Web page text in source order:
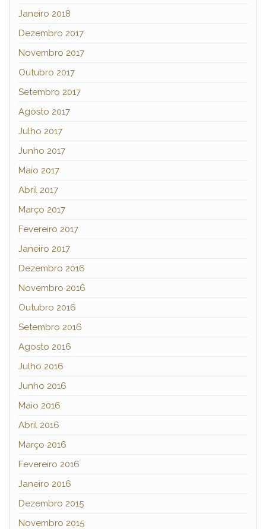
Janeiro 2018
Dezembro 2017
Novembro 2017
Outubro 2017
Setembro 2017
Agosto 2017
Julho 2017
Junho 2017
Maio 2017
Abril 2017
Março 2017
Fevereiro 2017
Janeiro 2017
Dezembro 2016
Novembro 2016
Outubro 2016
Setembro 2016
Agosto 2016
Julho 2016
Junho 2016
Maio 2016
Abril 2016
Março 2016
Fevereiro 2016
Janeiro 2016
Dezembro 2015
Novembro 2015